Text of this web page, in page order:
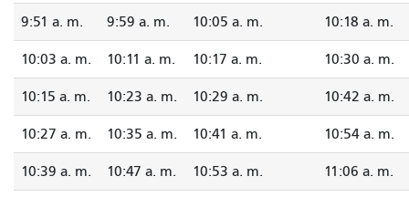
9:51 a. m. 9:59 a. m. 10:05 a. m. 10:18 a. m.
10:03 a. m. 10:11 a. m. 10:17 a. m. 10:30 a. m.
10:15 a. m. 10:23 a. m. 10:29 a. m. 10:42 a. m.
10:27 a. m. 10:35 a. m. 10:41 a. m. 10:54 a. m.
10:39 a. m. 10:47 a. m. 10:53 a. m. 11:06 a. m.